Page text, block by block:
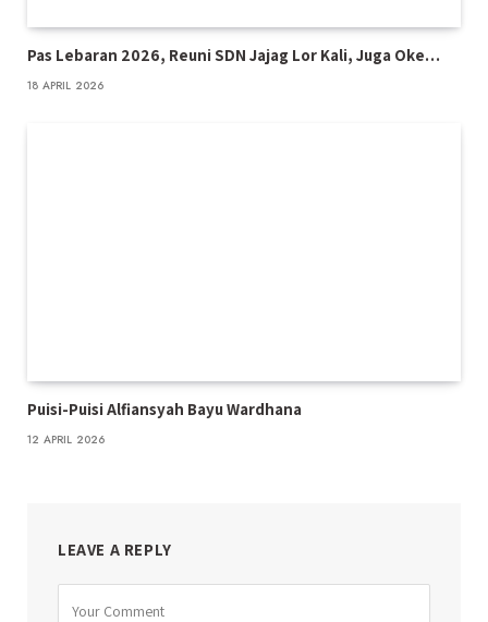
Pas Lebaran 2026, Reuni SDN Jajag Lor Kali, Juga Oke…
18 APRIL 2026
Puisi-Puisi Alfiansyah Bayu Wardhana
12 APRIL 2026
LEAVE A REPLY